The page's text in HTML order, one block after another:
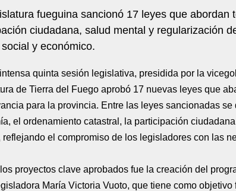
fueguina sancionó 17 leyes que abordan
ciudadana, salud mental y regularización
y económico.
quinta sesión legislativa, presidida por la
de Tierra del Fuego aprobó 17 nuevas leyes que
para la provincia. Entre las leyes sancionadas
el ordenamiento catastral, la participación
reflejando el compromiso de los legisladores con las
proyectos clave aprobados fue la creación del
María Victoria Vuoto, que tiene como